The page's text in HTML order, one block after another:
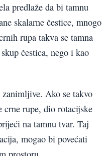
predlaže da bi tamnu
skalarne čestice, mnogo
rupa takva se tamna
čestica, nego i kao
zanimljive. Ako se takvo
crne rupe, dio rotacijske
na tamnu tvar. Taj
mogao bi povećati